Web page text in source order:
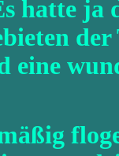
hatte ja
eine